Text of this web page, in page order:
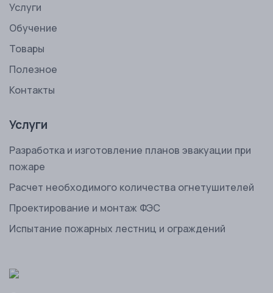
Услуги
Обучение
Товары
Полезное
Контакты
Услуги
Разработка и изготовление планов эвакуации при
пожаре
Расчет необходимого количества огнетушителей
Проектирование и монтаж ФЭС
Испытание пожарных лестниц и ограждений